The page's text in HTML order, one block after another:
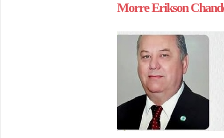
Morre Erikson